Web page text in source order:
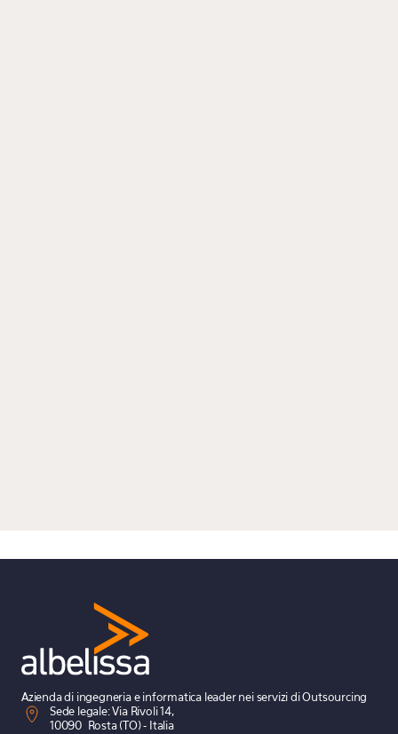
Azienda di ingegneria e informatica leader nei servizi di Outsourcing
Sede legale: Via Rivoli 14,
10090 Rosta (TO) - Italia